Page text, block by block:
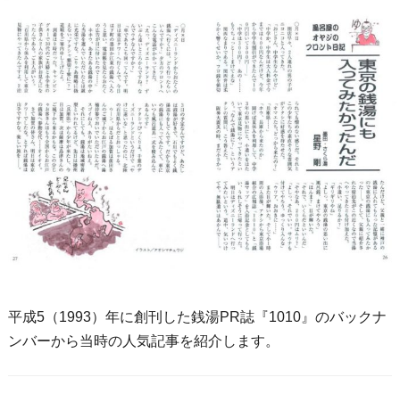
平成5（1993）年に創刊した銭湯PR誌『1010』のバックナ
ンバーから当時の人気記事を紹介します。